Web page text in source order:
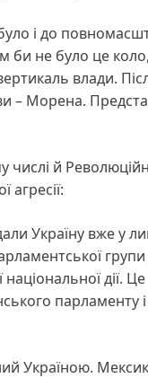
і до
би не було це
влади.
– Морена.
числі й
агресії:
Україну вже у
дії. Це
парламенту і
Україною.